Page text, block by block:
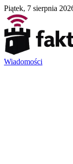
Piątek, 7 sierpnia
Wiadomości